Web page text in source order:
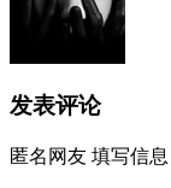
发表评论
匿名网友 填写信息